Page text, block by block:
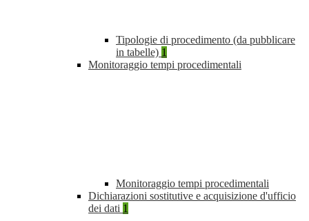
Tipologie di procedimento (da pubblicare
in tabelle) 1
Monitoraggio tempi procedimentali
Monitoraggio tempi procedimentali
Dichiarazioni sostitutive e acquisizione d'ufficio
dei dati 1